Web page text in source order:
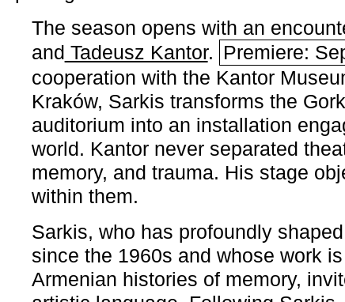
The season opens with an
and Tadeusz Kantor. Premiere:
cooperation with the ­Kantor
Kraków, Sarkis transforms the
auditorium into an installation
world. Kantor never separated
memory, and trauma. His stage
within them.
Sarkis, who has profoundly
since the 1960s and whose work
Armenian histories of memory,